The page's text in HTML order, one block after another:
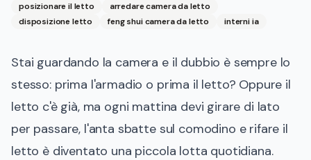
posizionare il letto
arredare camera da letto
disposizione letto
feng shui camera da letto interni ia
Stai guardando la camera e il dubbio è sempre lo
stesso: prima l'armadio o prima il letto? Oppure il
letto c'è già, ma ogni mattina devi girare di lato
per passare, l'anta sbatte sul comodino e rifare il
letto è diventato una piccola lotta quotidiana.